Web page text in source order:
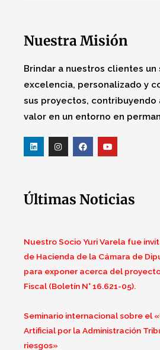
Nuestra Misión
Brindar a nuestros clientes un
excelencia, personalizado y
sus proyectos, contribuyendo
valor en un entorno en
Últimas Noticias
Nuestro Socio Yuri Varela fue
de Hacienda de la Cámara de
para exponer acerca del
Fiscal (Boletín N° 16.621-05).
Seminario internacional sobre el
Artificial por la Administración
riesgos»